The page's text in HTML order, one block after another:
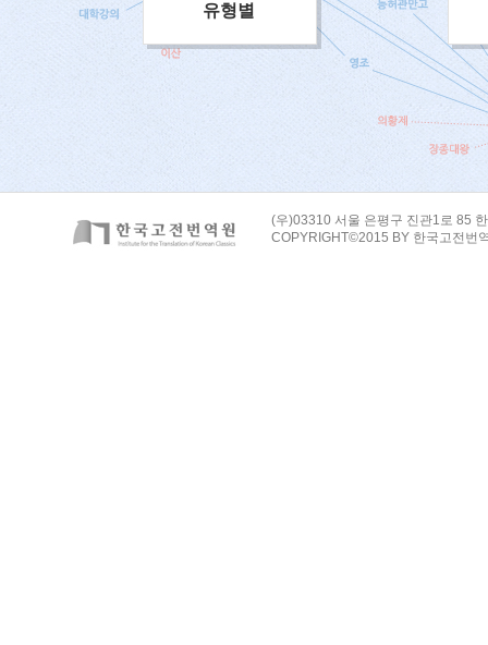
유형별
(우)03310 서울 은평구 진관1로 85
COPYRIGHT©2015 BY 한국고전번